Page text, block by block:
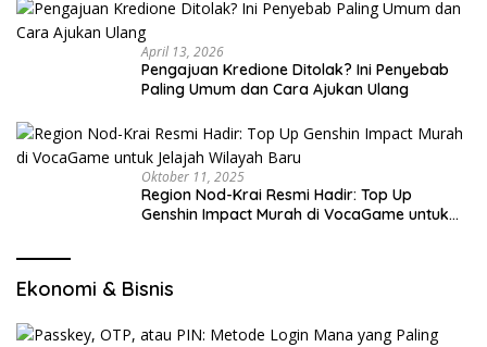
April 13, 2026
Pengajuan Kredione Ditolak? Ini Penyebab
Paling Umum dan Cara Ajukan Ulang
Oktober 11, 2025
Region Nod-Krai Resmi Hadir: Top Up
Genshin Impact Murah di VocaGame untuk
Ekonomi & Bisnis